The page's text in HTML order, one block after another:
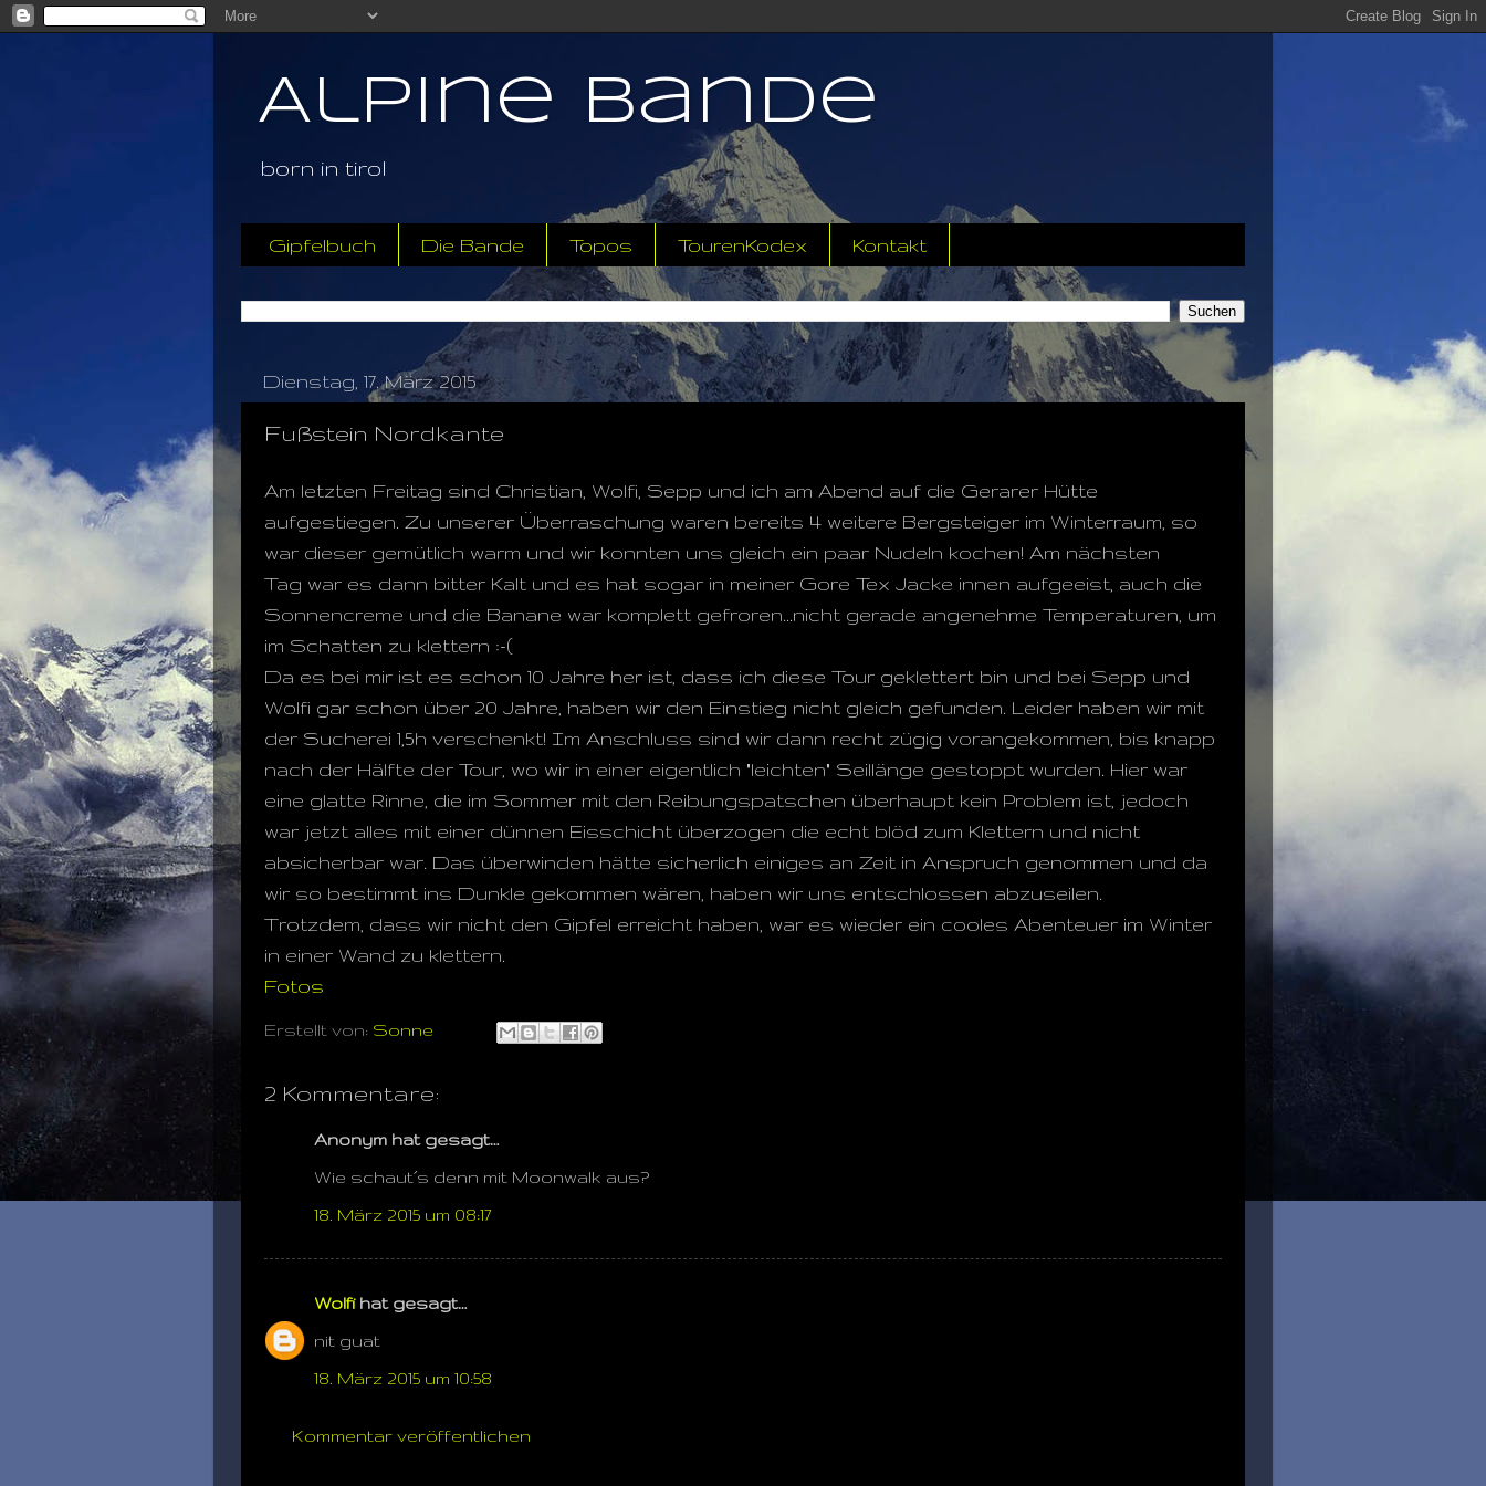
Alpine Bande
born in tirol
Gipfelbuch Die Bande Topos TourenKodex Kontakt
Dienstag, 17. März 2015
Fußstein Nordkante
Am letzten Freitag sind Christian, Wolfi, Sepp und ich am Abend auf die Gerarer Hütte
aufgestiegen. Zu unserer Überraschung waren bereits 4 weitere Bergsteiger im Winterraum, so
war dieser gemütlich warm und wir konnten uns gleich ein paar Nudeln kochen! Am nächsten
Tag war es dann bitter Kalt und es hat sogar in meiner Gore Tex Jacke innen aufgeeist, auch die
Sonnencreme und die Banane war komplett gefroren...nicht gerade angenehme Temperaturen, um
im Schatten zu klettern :-(
Da es bei mir ist es schon 10 Jahre her ist, dass ich diese Tour geklettert bin und bei Sepp und
Wolfi gar schon über 20 Jahre, haben wir den Einstieg nicht gleich gefunden. Leider haben wir mit
der Sucherei 1,5h verschenkt! Im Anschluss sind wir dann recht zügig vorangekommen, bis knapp
nach der Hälfte der Tour, wo wir in einer eigentlich "leichten" Seillänge gestoppt wurden. Hier war
eine glatte Rinne, die im Sommer mit den Reibungspatschen überhaupt kein Problem ist, jedoch
war jetzt alles mit einer dünnen Eisschicht überzogen die echt blöd zum Klettern und nicht
absicherbar war. Das überwinden hätte sicherlich einiges an Zeit in Anspruch genommen und da
wir so bestimmt ins Dunkle gekommen wären, haben wir uns entschlossen abzuseilen.
Trotzdem, dass wir nicht den Gipfel erreicht haben, war es wieder ein cooles Abenteuer im Winter
in einer Wand zu klettern.
Fotos
Erstellt von: Sonne
2 Kommentare:
Anonym hat gesagt…
Wie schaut´s denn mit Moonwalk aus?
18. März 2015 um 08:17
Wolfihat gesagt…
nit guat
18. März 2015 um 10:58
Kommentar veröffentlichen